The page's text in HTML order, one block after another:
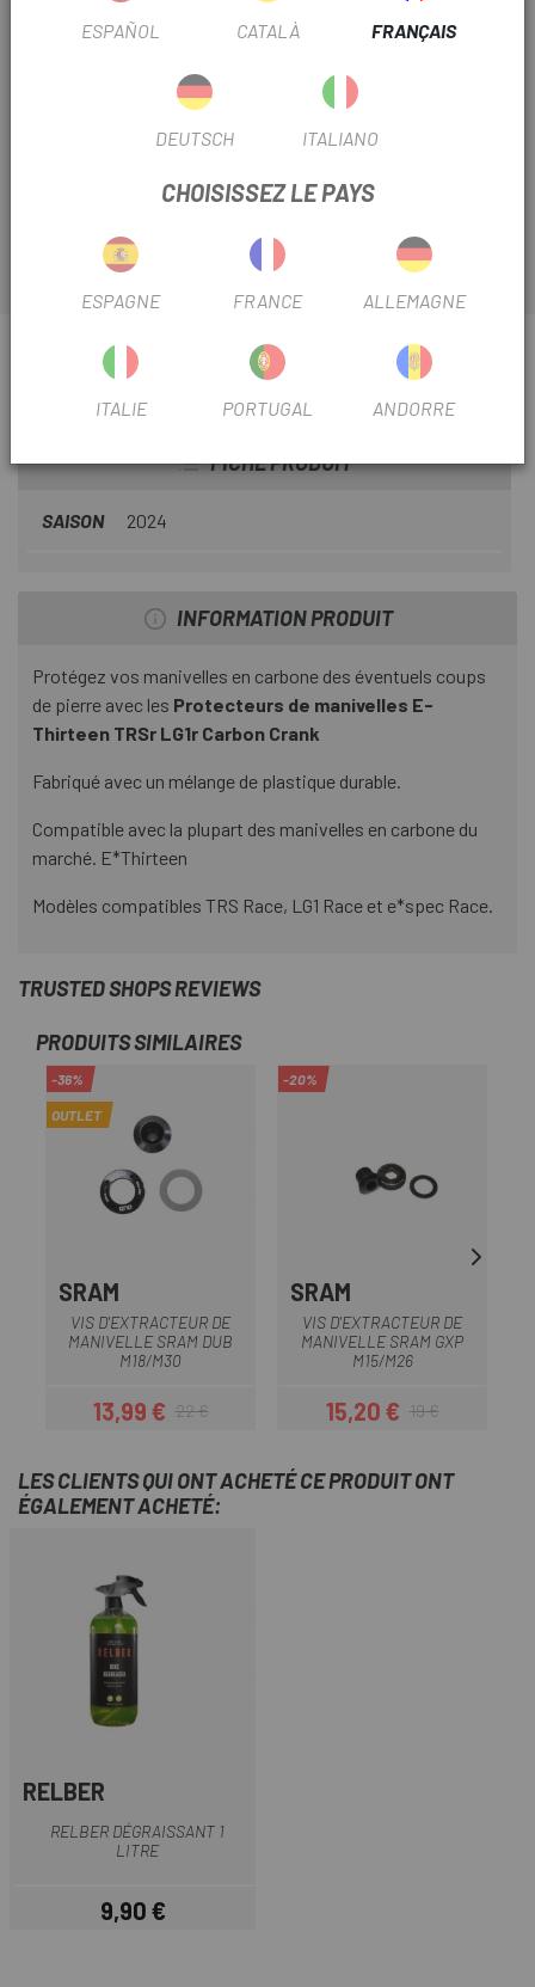
Protégez vos manivelles avec les
Protecteurs de
manivelles E-Thirteen TRSr LG1r Carbon Crank
nous proposons chez Escapa.
Le mélange de plastique
protection pour vos manivelles.
INFORMATION SUR PROTECTEURS DE
MANIVELLES E-THIRTEEN TRSR LG1R CARBON
FICHE PRODUIT
SAISON 2024
INFORMATION PRODUIT
Protégez vos manivelles en carbone des éventuels coups
de pierre avec les Protecteurs de manivelles E-
Thirteen TRSr LG1r Carbon Crank
Fabriqué avec un mélange de plastique durable.
Compatible avec la plupart des manivelles en carbone du
marché. E*Thirteen
Modèles compatibles TRS Race, LG1 Race et e*spec Race.
TRUSTED SHOPS REVIEWS
PRODUITS SIMILAIRES
-36%
OUTLET
SRAM
VIS D'EXTRACTEUR DE
MANIVELLE SRAM DUB
M18/M30
Prix
13,99 €Prix habituel
22 €
-20%
SRAM
VIS D'EXTRACTEUR DE
MANIVELLE SRAM GXP
M15/M26
Prix
15,20 €Prix habituel
19 €
LES CLIENTS QUI ONT ACHETÉ CE PRODUIT ONT
ÉGALEMENT ACHETÉ:
RELBER
RELBER DÉGRAISSANT 1
LITRE
Prix
9,90 €
ESPAÑOL CATALÀ FRANÇAIS
DEUTSCH ITALIANO
CHOISISSEZ LE PAYS
ESPAGNE FRANCE ALLEMAGNE
ITALIE PORTUGAL ANDORRE